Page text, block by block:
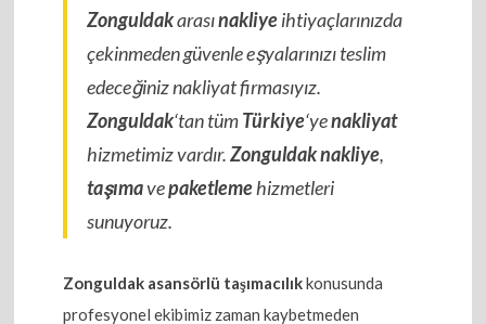
Zonguldakarasınakliyeihtiyaçlarınızda
çekinmeden güvenle eşyalarınızı teslim
edeceğiniz nakliyat firmasıyız.
Zonguldak‘tan tümTürkiye‘yenakliyat
hizmetimiz vardır.Zonguldak nakliye,
taşımavepaketlemehizmetleri
sunuyoruz.
Zonguldak asansörlü taşımacılıkkonusunda
profesyonel ekibimiz zaman kaybetmeden